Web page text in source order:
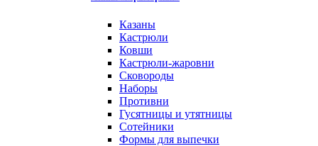
Казаны
Кастрюли
Ковши
Кастрюли-жаровни
Сковороды
Наборы
Противни
Гусятницы и утятницы
Сотейники
Формы для выпечки